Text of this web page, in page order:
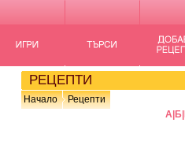
РЕЦЕПТИ
Начало
Рецепти
А Б